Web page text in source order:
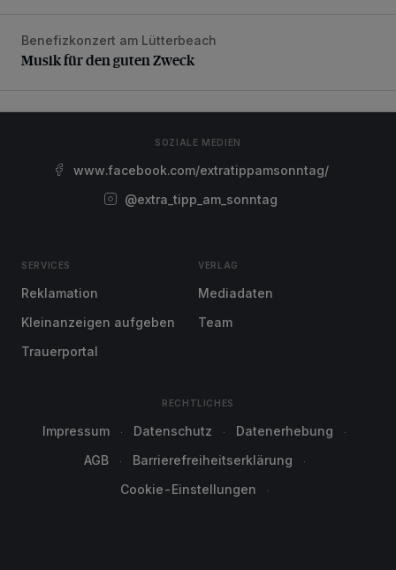
Musik für den guten Zweck
Benefizkonzert am Lütterbeach
Musik für den guten Zweck
SOZIALE MEDIEN
www.facebook.com/extratippamsonntag/
@extra_tipp_am_sonntag
SERVICES
Reklamation
Kleinanzeigen aufgeben
Trauerportal
VERLAG
Mediadaten
Team
RECHTLICHES
Impressum Datenschutz
Datenerhebung
AGB
Barrierefreiheitserklärung
Cookie-Einstellungen